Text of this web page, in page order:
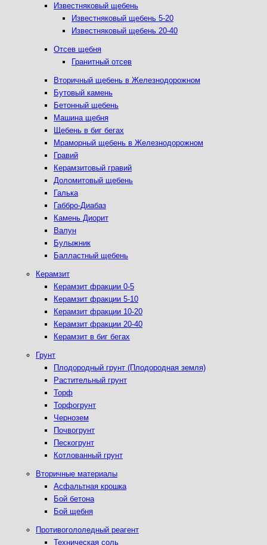
Известняковый щебень
Известняковый щебень 5-20
Известняковый щебень 20-40
Отсев щебня
Гранитный отсев
Вторичный щебень в Железнодорожном
Бутовый камень
Бетонный щебень
Машина щебня
Щебень в биг бегах
Мраморный щебень в Железнодорожном
Гравий
Керамзитовый гравий
Доломитовый щебень
Галька
Габбро-Диабаз
Камень Диорит
Валун
Булыжник
Балластный щебень
Керамзит
Керамзит фракции 0-5
Керамзит фракции 5-10
Керамзит фракции 10-20
Керамзит фракции 20-40
Керамзит в биг бегах
Грунт
Плодородный грунт (Плодородная земля)
Растительный грунт
Торф
Торфогрунт
Чернозем
Почвогрунт
Пескогрунт
Котлованный грунт
Вторичные материалы
Асфальтная крошка
Бой бетона
Бой щебня
Противогололедный реагент
Техническая соль